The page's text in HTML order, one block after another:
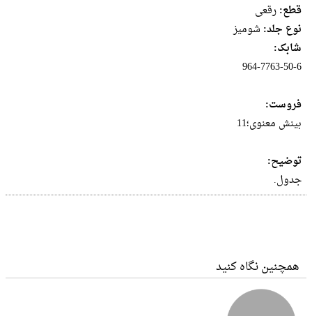
قطع:رقعى
نوع جلد: شومیز
شابک:
‎964-7763-50-6
فروست:
بینش معنوی؛11
توضیح:
جدول.
همچنین نگاه کنید